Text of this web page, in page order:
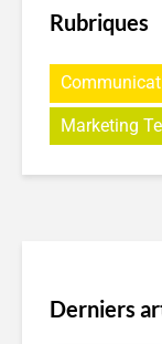
Rubriques
Marketing
Derniers